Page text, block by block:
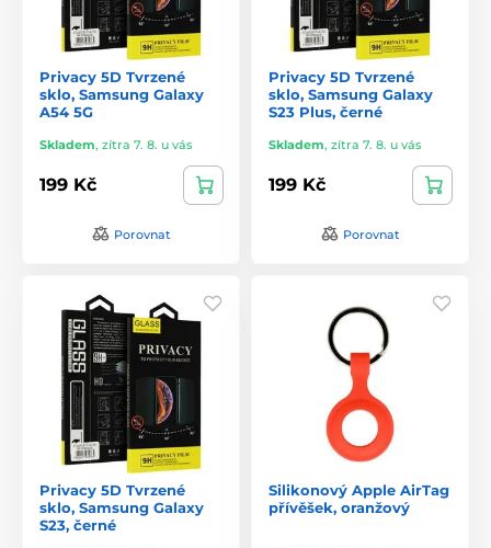
Privacy 5D Tvrzené
sklo, Samsung Galaxy
A54 5G
Skladem, zítra 7. 8. u vás
199 Kč
Porovnat
Privacy 5D Tvrzené
sklo, Samsung Galaxy
S23 Plus, černé
Skladem, zítra 7. 8. u vás
199 Kč
Porovnat
Privacy 5D Tvrzené
sklo, Samsung Galaxy
S23, černé
Silikonový Apple AirTag
přívěšek, oranžový